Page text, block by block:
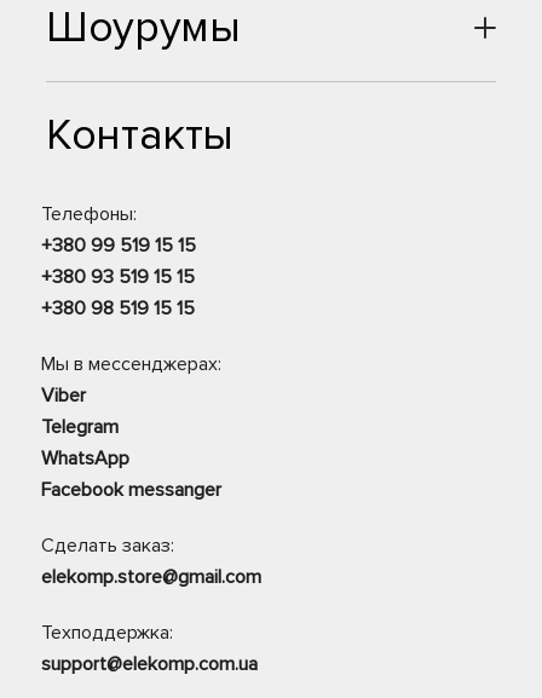
Шоурумы
Контакты
Телефоны:
+380 99 519 15 15
+380 93 519 15 15
+380 98 519 15 15
Мы в мессенджерах:
Viber
Telegram
WhatsApp
Facebook messanger
Сделать заказ:
elekomp.store@gmail.com
Техподдержка:
support@elekomp.com.ua